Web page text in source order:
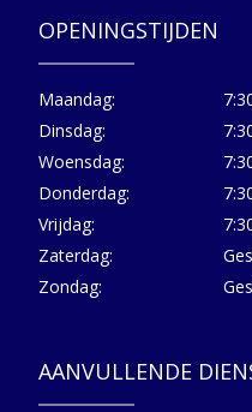
OPENINGSTIJDEN
Maandag:
Dinsdag:
Woensdag:
Donderdag:
Vrijdag:
Zaterdag:
Zondag:
AANVULLENDE